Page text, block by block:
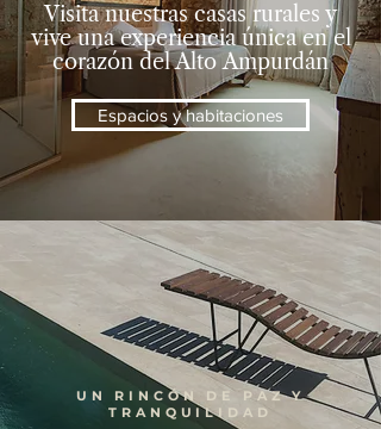
Visita nuestras casas rurales y
vive una experiencia única en el
corazón del AltoAmpurdán
Espacios y habitaciones
UN RINCÓN DE PAZ Y
TRANQUILIDAD